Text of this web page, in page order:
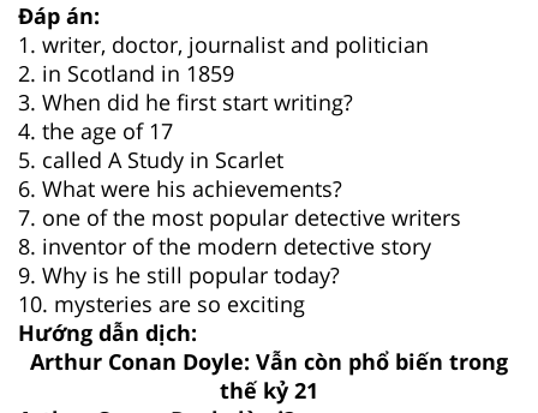
Đáp án:
1. writer, doctor, journalist and politician
2. in Scotland in 1859
3. When did he first start writing?
4. the age of 17
5. called A Study in Scarlet
6. What were his achievements?
7. one of the most popular detective writers
8. inventor of the modern detective story
9. Why is he still popular today?
10. mysteries are so exciting
Hướng dẫn dịch:
Arthur Conan Doyle: Vẫn còn phổ biến trong
thế kỷ 21